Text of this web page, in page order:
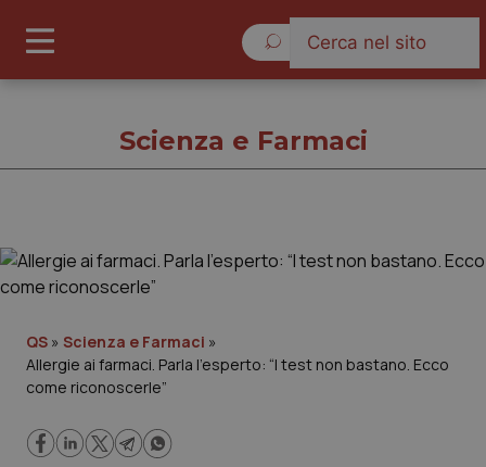
Governo e Parlamento
Regioni e Asl
Scienza e Farmaci
QS » Scienza e Farmaci »
Allergie ai farmaci. Parla l’esperto: “I test non bastano. Ecco
come riconoscerle”